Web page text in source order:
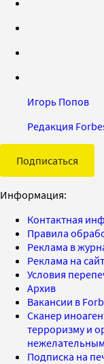
Игорь Попов
Редакция
Подписаться
Информация:
Контактная
Правила
Реклама в
Реклама на
Условия
Архив
Вакансии в
Сканер
терроризму и
Подписка на